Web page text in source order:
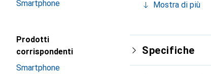
Smartphone
Prodotti
corrispondenti
Smartphone
scelta sicura per
Mostra di più
Specifiche